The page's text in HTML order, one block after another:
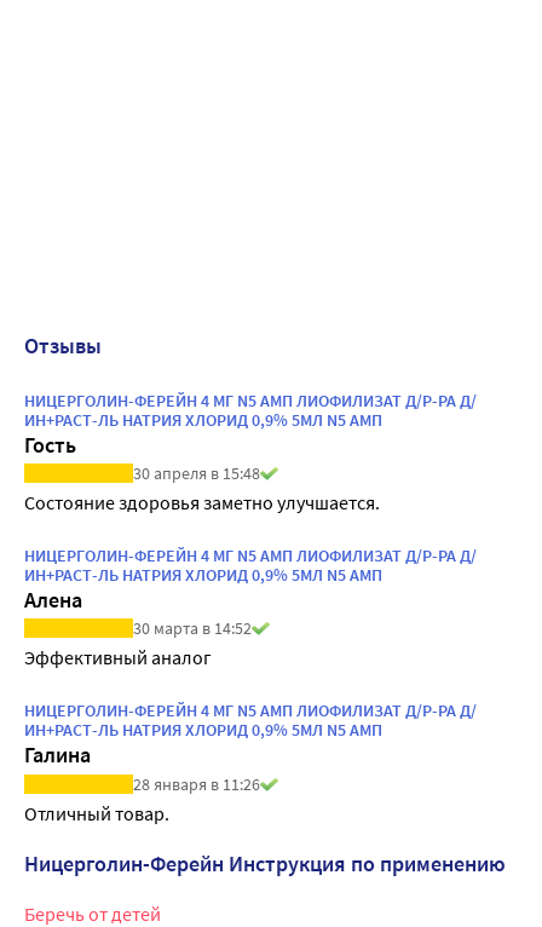
Отзывы
НИЦЕРГОЛИН-ФЕРЕЙН 4 МГ N5 АМП ЛИОФИЛИЗАТ Д/Р-РА Д/
ИН+РАСТ-ЛЬ НАТРИЯ ХЛОРИД 0,9% 5МЛ N5 АМП
Гость
30 апреля в 15:48
Состояние здоровья заметно улучшается.
НИЦЕРГОЛИН-ФЕРЕЙН 4 МГ N5 АМП ЛИОФИЛИЗАТ Д/Р-РА Д/
ИН+РАСТ-ЛЬ НАТРИЯ ХЛОРИД 0,9% 5МЛ N5 АМП
Алена
30 марта в 14:52
Эффективный аналог
НИЦЕРГОЛИН-ФЕРЕЙН 4 МГ N5 АМП ЛИОФИЛИЗАТ Д/Р-РА Д/
ИН+РАСТ-ЛЬ НАТРИЯ ХЛОРИД 0,9% 5МЛ N5 АМП
Галина
28 января в 11:26
Отличный товар.
Ницерголин-Ферейн Инструкция по применению
Беречь от детей